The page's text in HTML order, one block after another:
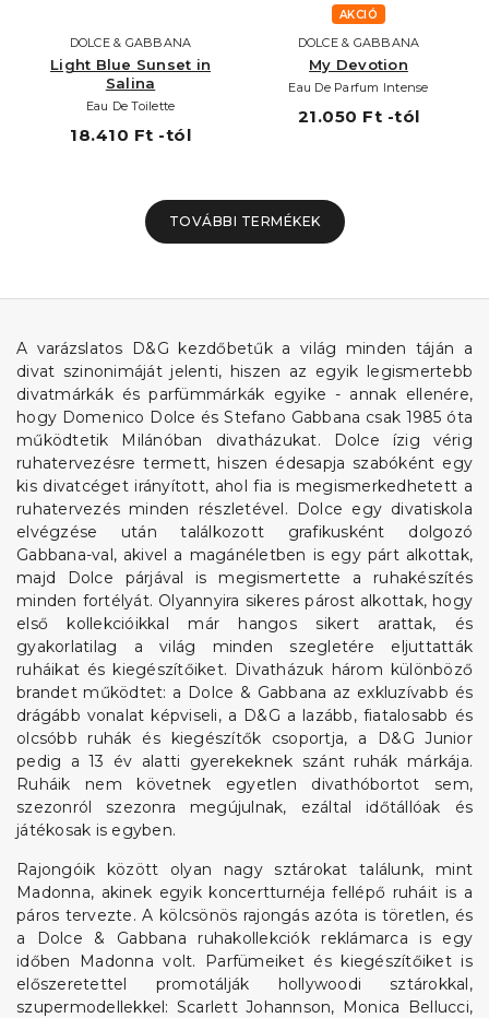
DOLCE & GABBANA
Light Blue Sunset in
Salina
Eau De Toilette
18.410 Ft -tól
AKCIÓ
DOLCE & GABBANA
My Devotion
Eau De Parfum Intense
21.050 Ft -tól
TOVÁBBI TERMÉKEK
A varázslatos D&G kezdőbetűk a világ minden táján a
divat szinonimáját jelenti, hiszen az egyik legismertebb
divatmárkák és parfümmárkák egyike - annak ellenére,
hogy Domenico Dolce és Stefano Gabbana csak 1985 óta
működtetik Milánóban divatházukat. Dolce ízig vérig
ruhatervezésre termett, hiszen édesapja szabóként egy
kis divatcéget irányított, ahol fia is megismerkedhetett a
ruhatervezés minden részletével. Dolce egy divatiskola
elvégzése után találkozott grafikusként dolgozó
Gabbana-val, akivel a magánéletben is egy párt alkottak,
majd Dolce párjával is megismertette a ruhakészítés
minden fortélyát. Olyannyira sikeres párost alkottak, hogy
első kollekcióikkal már hangos sikert arattak, és
gyakorlatilag a világ minden szegletére eljuttatták
ruháikat és kiegészítőiket. Divatházuk három különböző
brandet működtet: a Dolce & Gabbana az exkluzívabb és
drágább vonalat képviseli, a D&G a lazább, fiatalosabb és
olcsóbb ruhák és kiegészítők csoportja, a D&G Junior
pedig a 13 év alatti gyerekeknek szánt ruhák márkája.
Ruháik nem követnek egyetlen divathóbortot sem,
szezonról szezonra megújulnak, ezáltal időtállóak és
játékosak is egyben.
Rajongóik között olyan nagy sztárokat találunk, mint
Madonna, akinek egyik koncertturnéja fellépő ruháit is a
páros tervezte. A kölcsönös rajongás azóta is töretlen, és
a Dolce & Gabbana ruhakollekciók reklámarca is egy
időben Madonna volt. Parfümeiket és kiegészítőiket is
előszeretettel promotálják hollywoodi sztárokkal,
szupermodellekkel: Scarlett Johannson, Monica Bellucci,